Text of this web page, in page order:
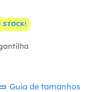
STOCK!
Guia de tamanhos